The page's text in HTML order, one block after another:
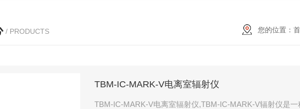
/ PRODUCTS 您的位置：
TBM-IC-MARK-V电离室辐射仪
TBM-IC-MARK-V电离室辐射仪,TBM-IC-MARK-V辐射仪是